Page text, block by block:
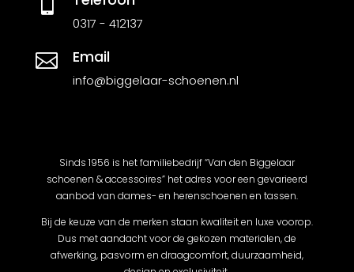
0317 - 412137
 Email
info@biggelaar-schoenen.nl
Sinds 1956 is het familiebedrijf “Van den Biggelaar
schoenen & accessoires” het adres voor een gevarieerd
aanbod van dames- en herenschoenen en tassen.
Bij de keuze van de merken staan kwaliteit en luxe voorop.
Dus met aandacht voor de gekozen materialen, de
afwerking, pasvorm en draagcomfort, duurzaamheid,